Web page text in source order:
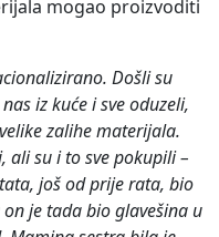
mogao proizvoditi
Došli su
iz kuće i sve oduzeli,
zalihe materijala.
ali su i to sve pokupili –
još od prije rata, bio
je tada bio glavešina u